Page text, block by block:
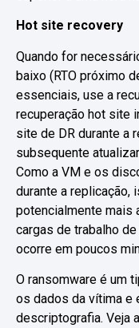
Hot site recovery
Quando for
baixo (RTO próximo
essenciais, use a
recuperação hot site
site de DR durante a
subsequente
Como a VM e os
durante a replicação,
potencialmente mais
cargas de trabalho
ocorre em poucos
O ransomware é um
os dados da vítima e
descriptografia. Veja